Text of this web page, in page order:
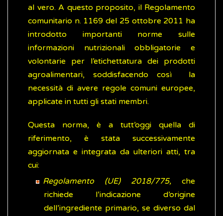
al vero. A questo proposito, il Regolamento
comunitario n. 1169 del 25 ottobre 2011 ha
introdotto importanti norme sulle
informazioni nutrizionali obbligatorie e
volontarie per l’etichettatura dei prodotti
agroalimentari, soddisfacendo così la
necessità di avere regole comuni europee,
applicate in tutti gli stati membri.
Questa norma, è a tutt’oggi quella di
riferimento, è stata successivamente
aggiornata e integrata da ulteriori atti, tra
cui:
Regolamento (UE) 2018/775, che
richiede l’indicazione d’origine
dell’ingrediente primario, se diverso dal